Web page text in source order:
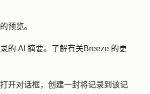
预览。
的 AI 摘要。了解有关Breeze 的更
打开对话框，创建一封将记录到该记